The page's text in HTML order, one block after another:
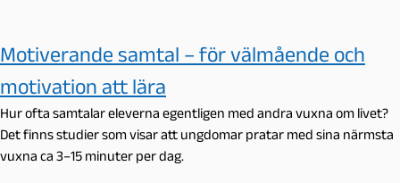
Motiverande samtal – för välmående och
motivation att lära
Hur ofta samtalar eleverna egentligen med andra vuxna om livet?
Det finns studier som visar att ungdomar pratar med sina närmsta
vuxna ca 3–15 minuter per dag.